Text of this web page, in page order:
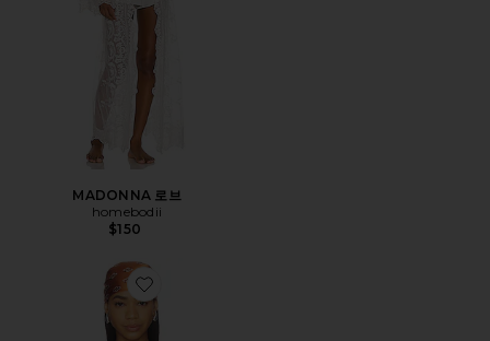
MADONNA 로브
homebodii
$150
Favorite SIGNATURE SWIM 트라이앵글 탑